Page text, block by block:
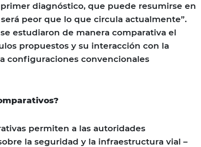
diagnóstico, que puede resumirse en
peor que lo que circula actualmente”.
estudiaron de manera comparativa el
propuestos y su interacción con la
configuraciones convencionales
permiten a las autoridades
la seguridad y la infraestructura vial –